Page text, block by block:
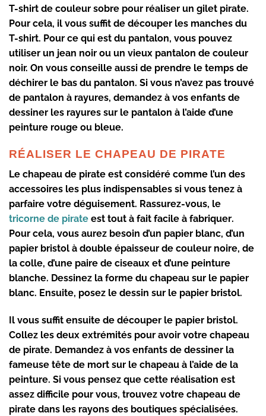
T-shirt de couleur sobre pour réaliser un gilet pirate.
Pour cela, il vous suffit de découper les manches du
T-shirt. Pour ce qui est du pantalon, vous pouvez
utiliser un jean noir ou un vieux pantalon de couleur
noir. On vous conseille aussi de prendre le temps de
déchirer le bas du pantalon. Si vous n’avez pas trouvé
de pantalon à rayures, demandez à vos enfants de
dessiner les rayures sur le pantalon à l’aide d’une
peinture rouge ou bleue.
RÉALISER LE CHAPEAU DE PIRATE
Le chapeau de pirate est considéré comme l’un des
accessoires les plus indispensables si vous tenez à
parfaire votre déguisement. Rassurez-vous, le
tricorne de pirate est tout à fait facile à fabriquer.
Pour cela, vous aurez besoin d’un papier blanc, d’un
papier bristol à double épaisseur de couleur noire, de
la colle, d’une paire de ciseaux et d’une peinture
blanche. Dessinez la forme du chapeau sur le papier
blanc. Ensuite, posez le dessin sur le papier bristol.
Il vous suffit ensuite de découper le papier bristol.
Collez les deux extrémités pour avoir votre chapeau
de pirate. Demandez à vos enfants de dessiner la
fameuse tête de mort sur le chapeau à l’aide de la
peinture. Si vous pensez que cette réalisation est
assez difficile pour vous, trouvez votre chapeau de
pirate dans les rayons des boutiques spécialisées.